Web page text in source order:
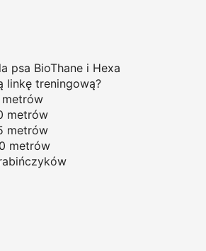
psa BioThane i Hexa
linkę treningową?
metrów
metrów
metrów